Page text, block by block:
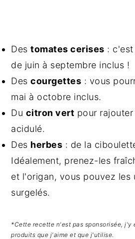
Destomates cerises : c'est
de juin à septembre inclus !
Descourgettes : vous
mai à octobre inclus.
Du citron vert pour
acidulé.
Des herbes : de la
Idéalement, prenez-les
et l'origan, vous pouvez les
surgelés.
*Cette recette n'est pas sponsorisée, j'y
produits que j'aime et que j'utilise.